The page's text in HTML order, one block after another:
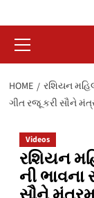
Menu
HOME
રશિયન
ગીત રજૂ કરી સૌને
Videos
રશિયન
ની